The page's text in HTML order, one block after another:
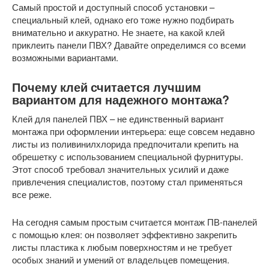
Самый простой и доступный способ установки –
специальный клей, однако его тоже нужно подбирать
внимательно и аккуратно. Не знаете, на какой клей
приклеить панели ПВХ? Давайте определимся со всеми
возможными вариантами.
Почему клей считается лучшим
вариантом для надежного монтажа?
Клей для панелей ПВХ – не единственный вариант
монтажа при оформлении интерьера: еще совсем недавно
листы из поливинилхлорида предпочитали крепить на
обрешетку с использованием специальной фурнитуры.
Этот способ требовал значительных усилий и даже
привлечения специалистов, поэтому стал применяться
все реже.
На сегодня самым простым считается монтаж ПВ-панелей
с помощью клея: он позволяет эффективно закрепить
листы пластика к любым поверхностям и не требует
особых знаний и умений от владельцев помещения.